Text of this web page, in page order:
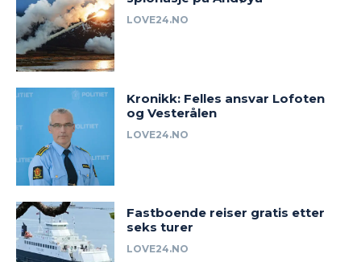
LOVE24.NO
Kronikk: Felles ansvar Lofoten
og Vesterålen
LOVE24.NO
Fastboende reiser gratis etter
seks turer
LOVE24.NO